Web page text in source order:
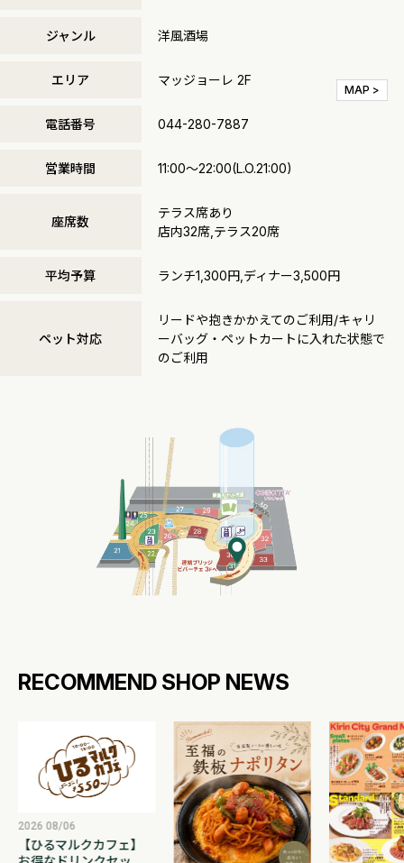
ジャンル 洋風酒場
エリア マッジョーレ 2F
MAP >
電話番号 044-280-7887
営業時間 11:00～22:00(L.O.21:00)
座席数
テラス席あり
店内32席,テラス20席
平均予算 ランチ1,300円,ディナー3,500円
ペット対応
リードや抱きかかえてのご利用/キャリ
ーバッグ・ペットカートに入れた状態で
のご利用
RECOMMEND SHOP NEWS
2026 08/06
【ひるマルクカフェ】